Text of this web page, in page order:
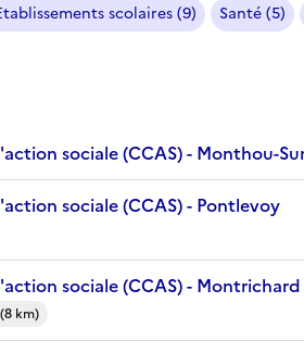
scolaires (9) Santé (5)
sociale (CCAS) - Monthou-
sociale (CCAS) - Pontlevoy
sociale (CCAS) -
km)